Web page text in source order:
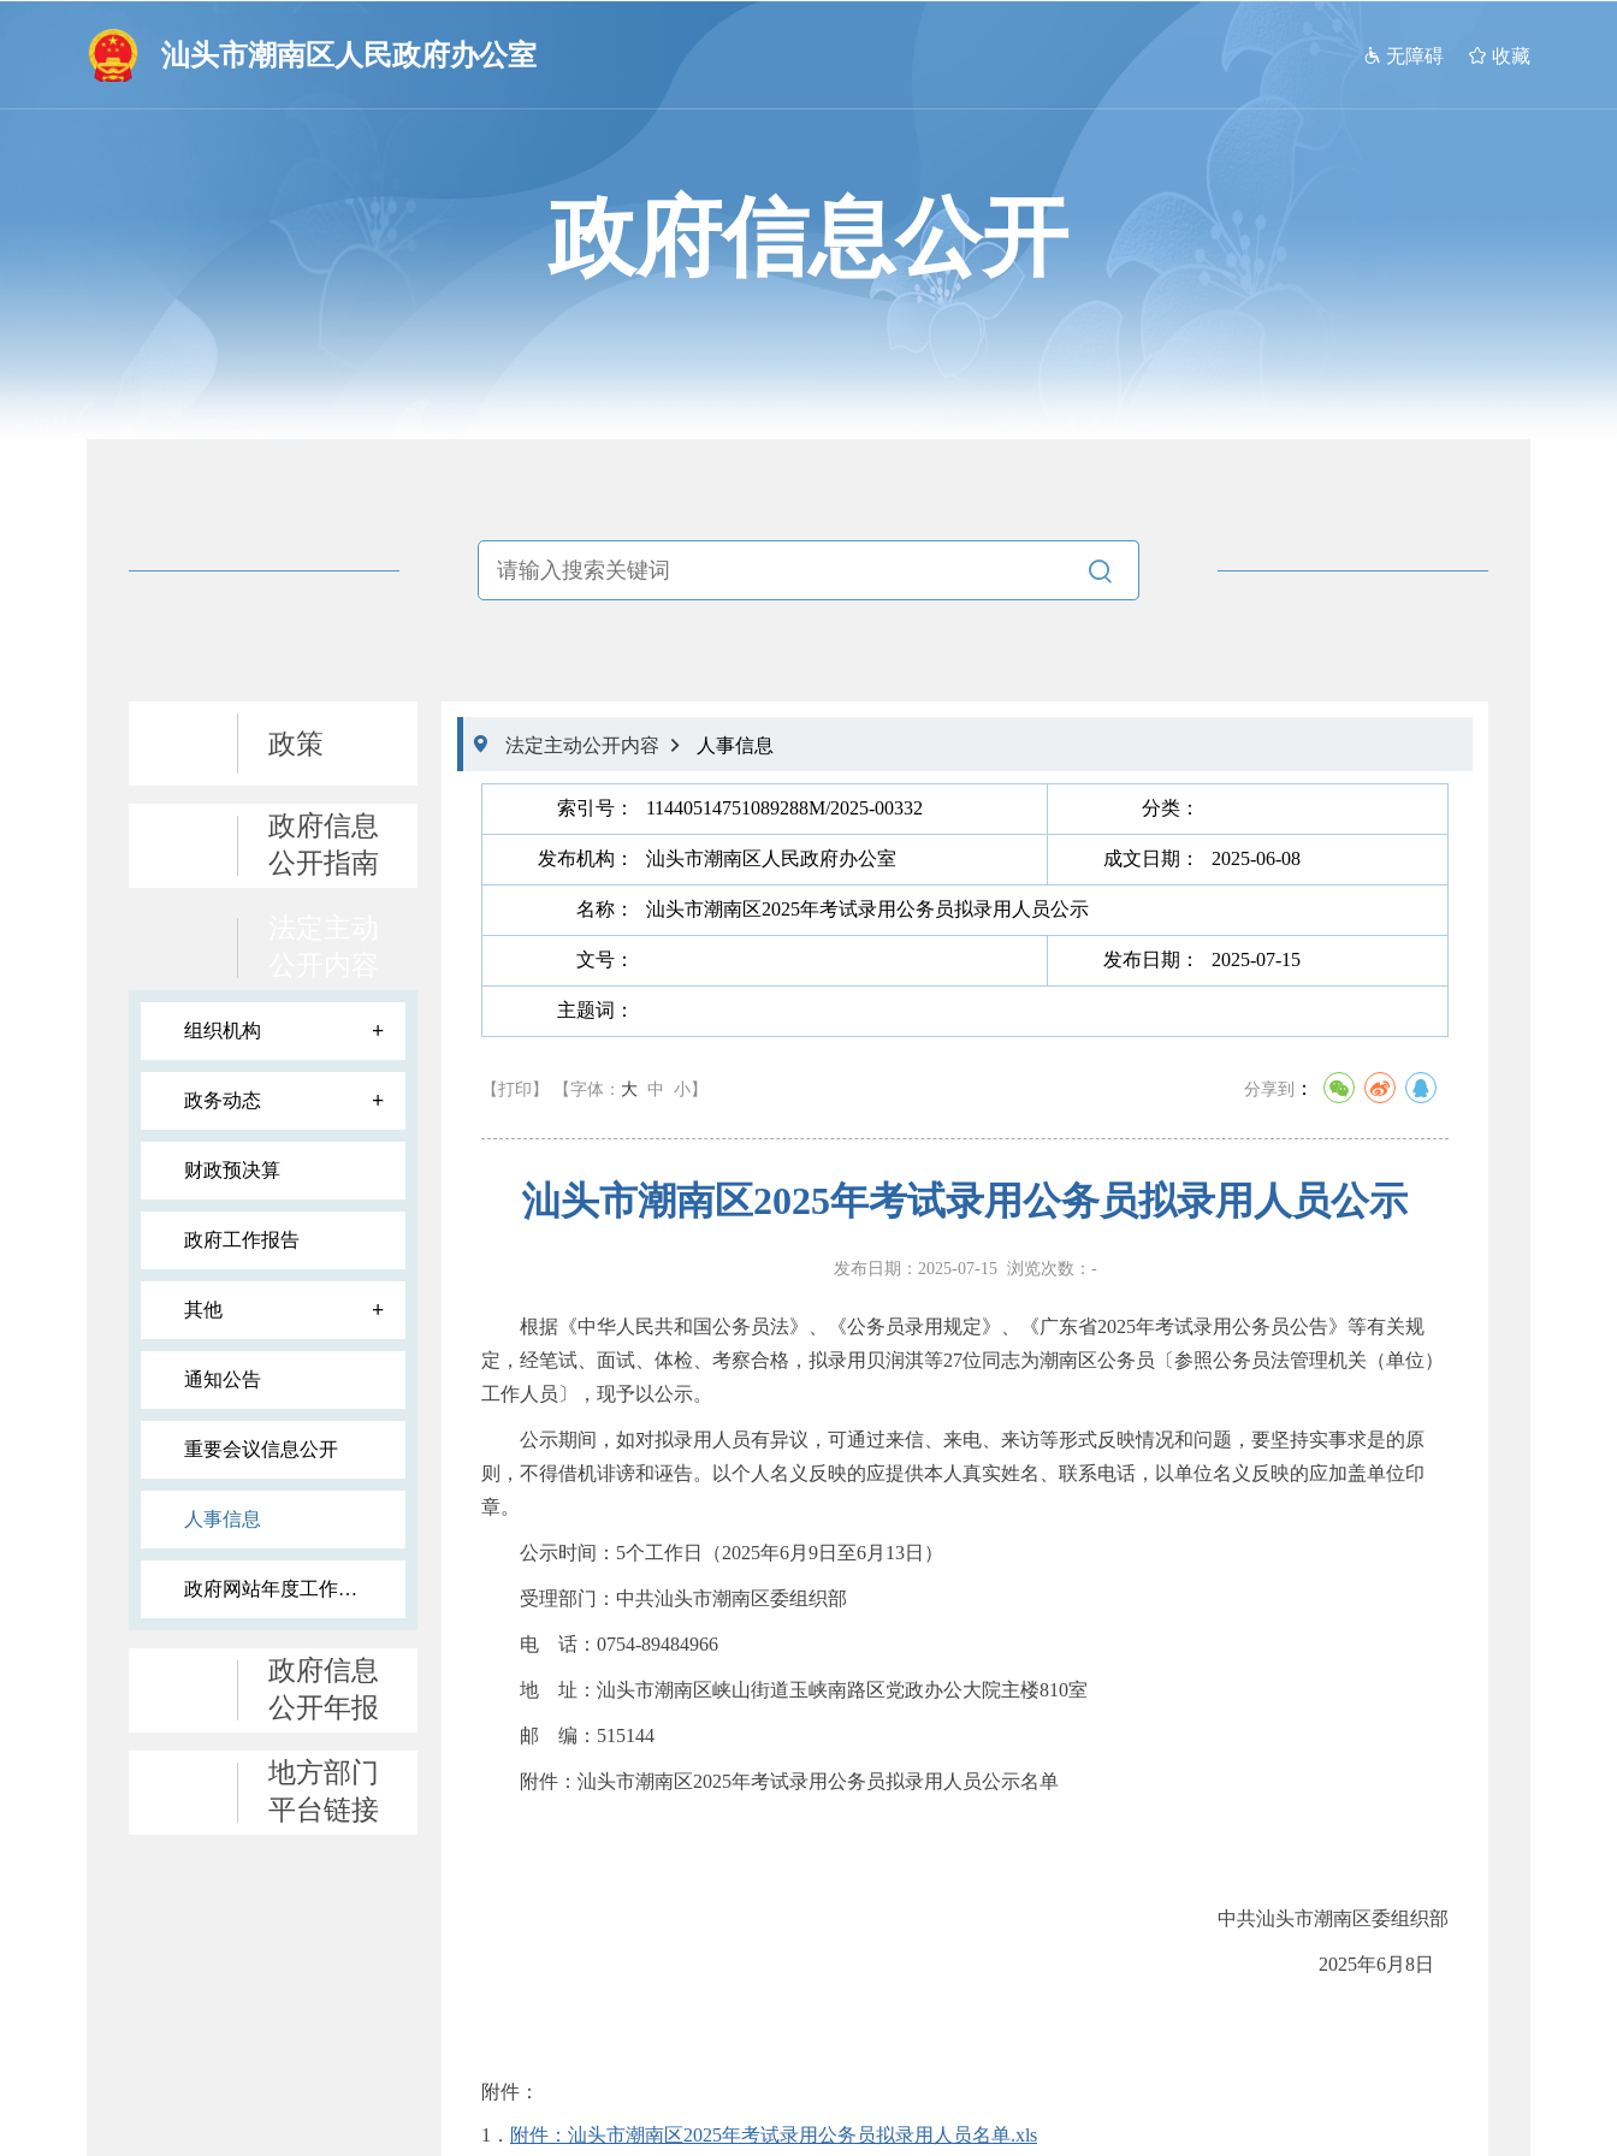
汕头市潮南区人民政府办公室  无障碍  收藏
政府信息公开

政策
政府信息
公开指南
组织机构 +
政务动态 +
财政预决算
政府工作报告
其他 +
通知公告
重要会议信息公开
人事信息
政府网站年度工作报表
政府信息
公开年报
地方部门
平台链接
 法定主动公开内容  人事信息
索引号： 11440514751089288M/2025-00332 分类：
发布机构： 汕头市潮南区人民政府办公室 成文日期： 2025-06-08
名称： 汕头市潮南区2025年考试录用公务员拟录用人员公示
文号： 发布日期： 2025-07-15
主题词：
【打印】 【字体： 大 中 小 】 分享到 ：
汕头市潮南区2025年考试录用公务员拟录用人员公示
发布日期：2025-07-15 浏览次数： -
根据《中华人民共和国公务员法》、《公务员录用规定》、《广东省2025年考试录用公务员公告》等有关规
定，经笔试、面试、体检、考察合格，拟录用贝润淇等27位同志为潮南区公务员〔参照公务员法管理机关（单位）
工作人员〕，现予以公示。
公示期间，如对拟录用人员有异议，可通过来信、来电、来访等形式反映情况和问题，要坚持实事求是的原
则，不得借机诽谤和诬告。以个人名义反映的应提供本人真实姓名、联系电话，以单位名义反映的应加盖单位印
章。
公示时间：5个工作日（2025年6月9日至6月13日）
受理部门：中共汕头市潮南区委组织部
电 话：0754-89484966
地 址：汕头市潮南区峡山街道玉峡南路区党政办公大院主楼810室
邮 编：515144
附件：汕头市潮南区2025年考试录用公务员拟录用人员公示名单
中共汕头市潮南区委组织部
2025年6月8日
附件：
1． 附件：汕头市潮南区2025年考试录用公务员拟录用人员名单.xls